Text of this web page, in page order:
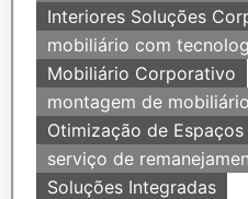
Interiores Soluções
mobiliário com
Mobiliário Corporativo
montagem de mobiliário
Otimização de Espaços
serviço de
Soluções Integradas